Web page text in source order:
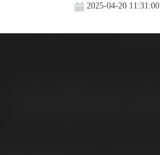
2025-04-20 11:31:00